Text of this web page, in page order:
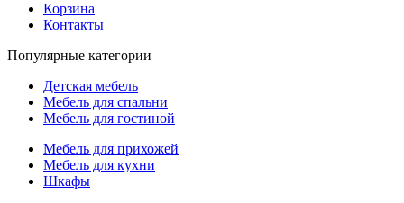
Корзина
Контакты
Популярные категории
Детская мебель
Мебель для спальни
Мебель для гостиной
Мебель для прихожей
Мебель для кухни
Шкафы